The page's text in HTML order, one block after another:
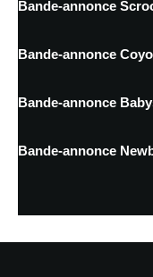
Bande-annonce
Bande-annonce
Bande-annonce
Bande-annonce